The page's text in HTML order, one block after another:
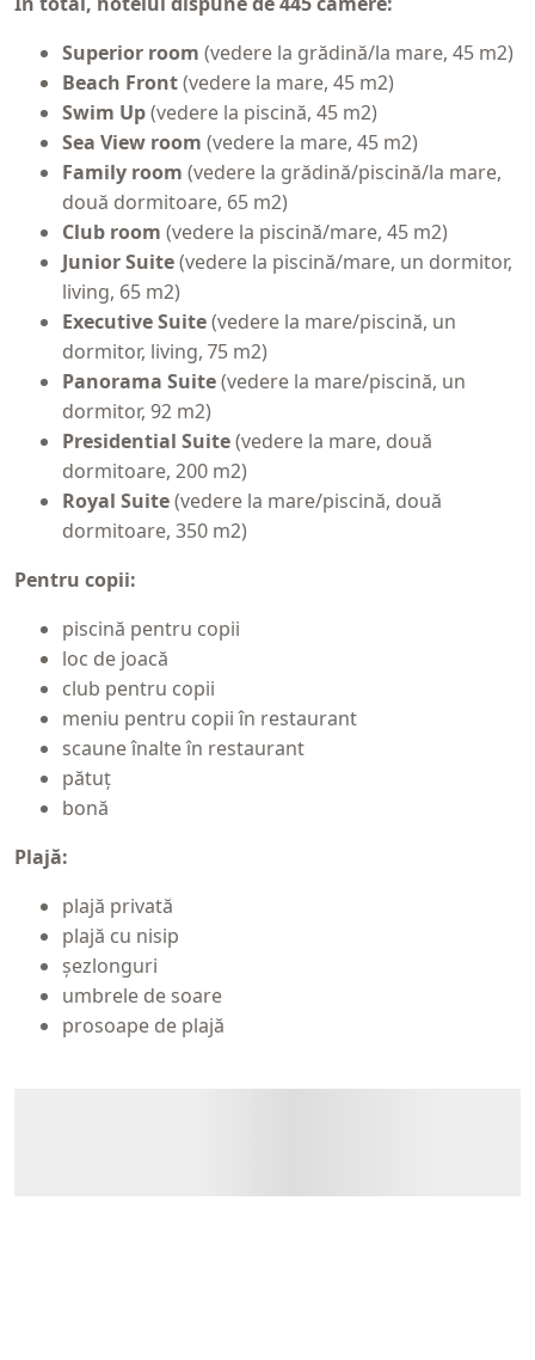
Superior room (vedere la grădină/la mare, 45 m2)
Beach Front(vedere la mare, 45 m2)
Swim Up(vedere la piscină, 45 m2)
Sea View room (vedere la mare, 45 m2)
Family room (vedere la grădină/piscină/la mare,
două dormitoare, 65 m2)
Club room (vedere la piscină/mare, 45 m2)
Junior Suite(vedere la piscină/mare, un dormitor,
living, 65 m2)
Executive Suite(vedere la mare/piscină, un
dormitor, living, 75 m2)
Panorama Suite(vedere la mare/piscină, un
dormitor, 92 m2)
Presidential Suite(vedere la mare, două
dormitoare, 200 m2)
Royal Suite(vedere la mare/piscină, două
dormitoare, 350 m2)
Pentru copii:
piscină pentru copii
loc de joacă
club pentru copii
meniu pentru copii în restaurant
scaune înalte în restaurant
pătuț
bonă
Plajă:
plajă privată
plajă cu nisip
șezlonguri
umbrele de soare
prosoape de plajă